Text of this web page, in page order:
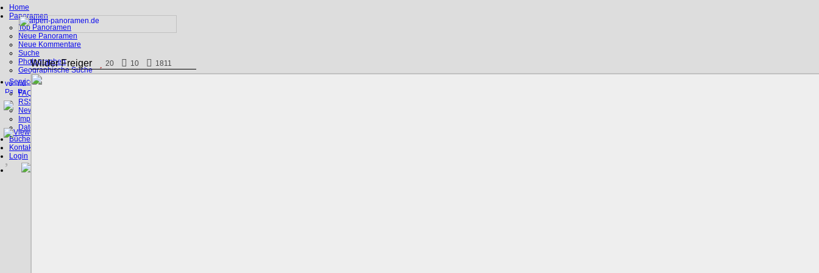
Home
Panoramen
Top Panoramen
Neue Panoramen
Neue Kommentare
Suche
Photographen
Geographische Suche
Service
FAQ
RSS, Google Earth
News
Impressum
Datenschutz
Bücher
Kontakt
Login
Wilder Freiger 20 10 1811